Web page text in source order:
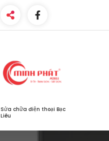
Sửa chữa điện thoại Bạc
Liêu